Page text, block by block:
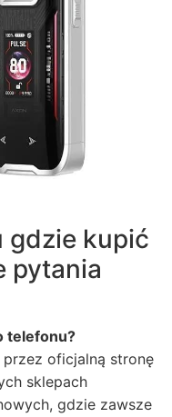
gdzie kupić
pytania
telefonu?
oficjalną stronę
sklepach
gdzie zawsze